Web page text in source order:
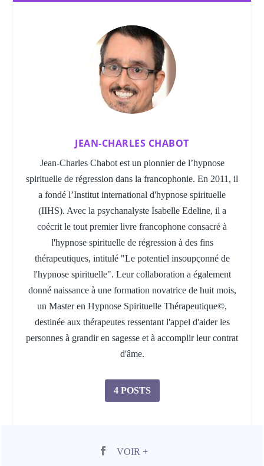
JEAN-CHARLES CHABOT
Jean-Charles Chabot est un pionnier de l’hypnose
spirituelle de régression dans la francophonie. En 2011, il
a fondé l’Institut international d'hypnose spirituelle
(IIHS). Avec la psychanalyste Isabelle Edeline, il a
coécrit le tout premier livre francophone consacré à
l'hypnose spirituelle de régression à des fins
thérapeutiques, intitulé "Le potentiel insoupçonné de
l'hypnose spirituelle". Leur collaboration a également
donné naissance à une formation novatrice de huit mois,
un Master en Hypnose Spirituelle Thérapeutique©,
destinée aux thérapeutes ressentant l'appel d'aider les
personnes à grandir en sagesse et à accomplir leur contrat
d'âme.
4 POSTS
VOIR +